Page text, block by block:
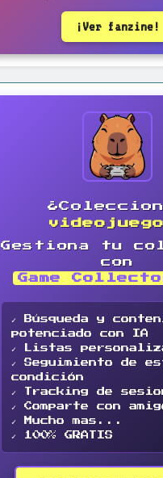
¡Ver fanzine!
Gestiona tu
con
Game
✓ Búsqueda y
potenciado con IA
✓ Listas
✓ Seguimiento de
condición
✓ Tracking de
✓ Comparte con
✓ Mucho mas...
✓ 100% GRATIS